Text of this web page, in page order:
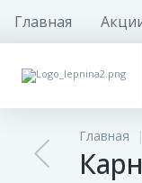
Главная
Главная